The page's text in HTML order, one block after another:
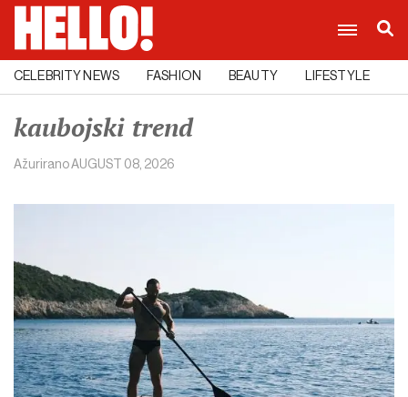
CELEBRITY NEWS FASHION BEAUTY LIFESTYLE
kaubojski trend
AžuriranoAUGUST 08, 2026